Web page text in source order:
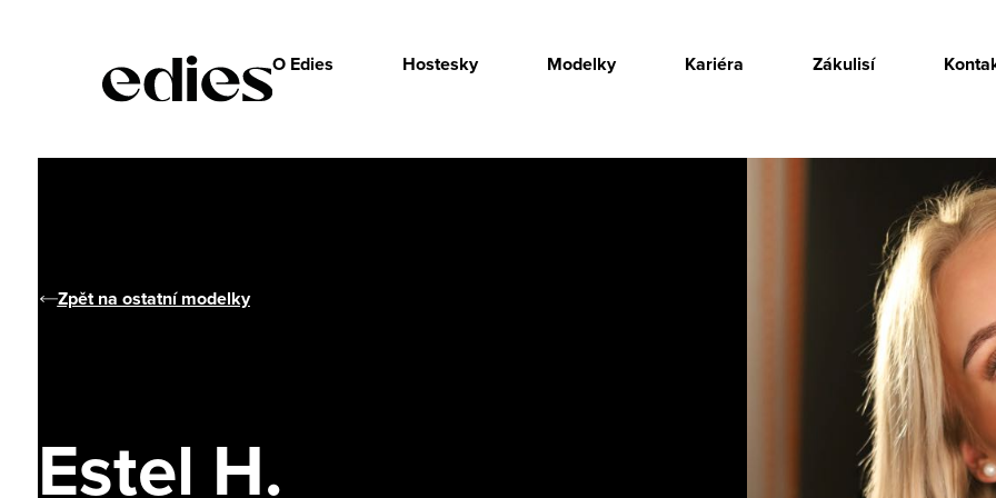
O Edies Hostesky Modelky Kariéra Zákulisí
Zpět na ostatní modelky
Estel H.